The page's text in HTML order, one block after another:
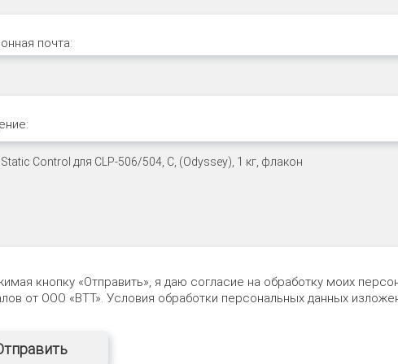
почта:
кнопку «Отправить», я даю согласие на обработку моих
от ООО «ВТТ». Условия обработки персональных данных